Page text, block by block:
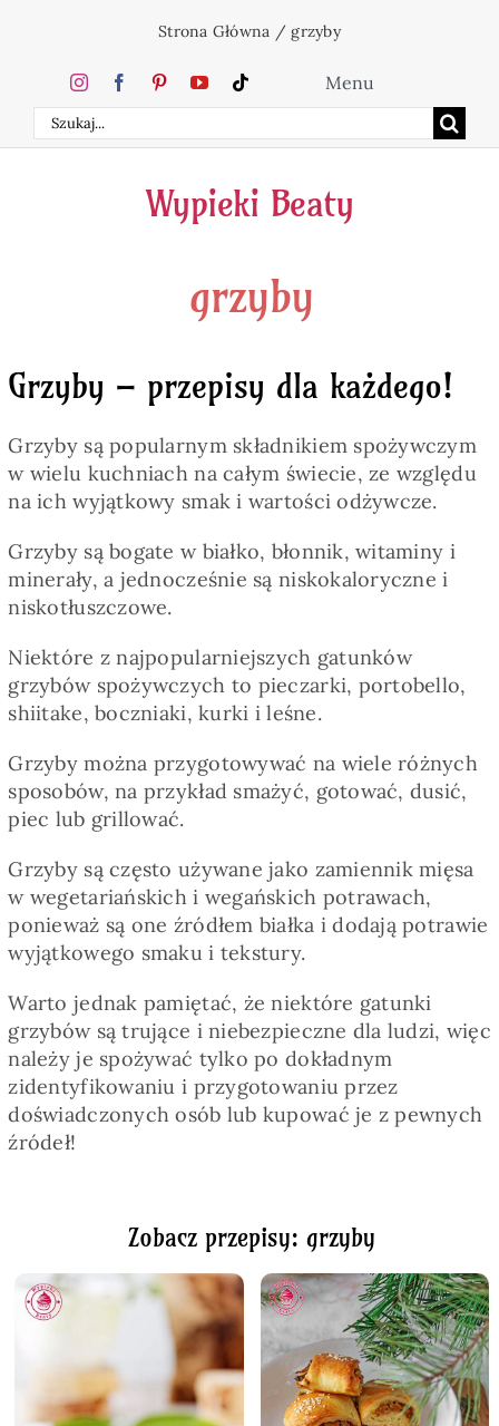
zawartości
Strona Główna /grzyby
Szukaj
Menu
Home
Ciasta
Napoje
Pieczywo
Przetwory
Posiłki
Kuchnie świata
SKLEP
Wypieki Beaty
grzyby
Grzyby – przepisy dla każdego!
Grzyby są popularnym składnikiem spożywczym
w wielu kuchniach na całym świecie, ze względu
na ich wyjątkowy smak i wartości odżywcze.
Grzyby są bogate w białko, błonnik, witaminy i
minerały, a jednocześnie są niskokaloryczne i
niskotłuszczowe.
Niektóre z najpopularniejszych gatunków
grzybów spożywczych to pieczarki, portobello,
shiitake, boczniaki, kurki i leśne.
Grzyby można przygotowywać na wiele różnych
sposobów, na przykład smażyć, gotować, dusić,
piec lub grillować.
Grzyby są często używane jako zamiennik mięsa
w wegetariańskich i wegańskich potrawach,
ponieważ są one źródłem białka i dodają potrawie
wyjątkowego smaku i tekstury.
Warto jednak pamiętać, że niektóre gatunki
grzybów są trujące i niebezpieczne dla ludzi, więc
należy je spożywać tylko po dokładnym
zidentyfikowaniu i przygotowaniu przez
doświadczonych osób lub kupować je z pewnych
źródeł!
Zobacz przepisy: grzyby